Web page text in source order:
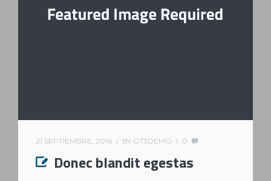
21 SEPTIEMBRE, 2016 BY GT3DEMO 0
Donec blandit egestas